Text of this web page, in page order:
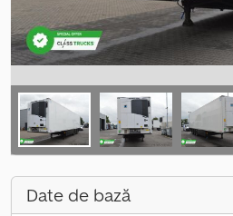
Date de bază